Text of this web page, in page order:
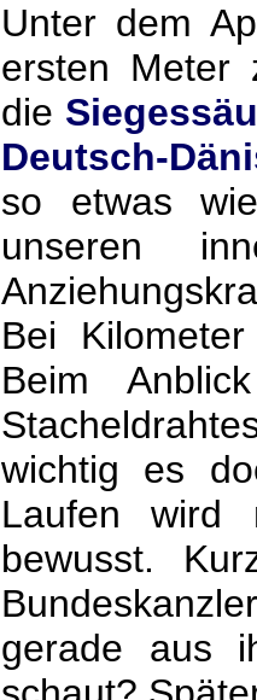
Unter dem
ersten Meter
die
Deutsch-
so etwas
unseren
Bei
Beim
wichtig es
Laufen wird
bewusst.
gerade aus